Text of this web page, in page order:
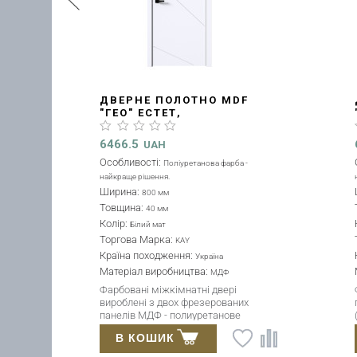
ДВЕРНЕ ПОЛОТНО MDF
"ВІТРА" НОРМА,
2000X800X34MM
(D00000134)
4010.46 UAH
Особливості: Поліуретанова фарба -
найкраще рішення.
Ширина: 800 мм
Товщина: 34 мм
Колір: Білий мат
Торгова Марка: KAY
Країна походження: Україна
Матеріал виробництва: HDF
Двері міжкімнатні - білий мат, з
панелей ХДФ - 3 мм товщиною,
фарбовані італійською
поліуретановою фарбою з
якісним наповнювачем.
В КОШИК